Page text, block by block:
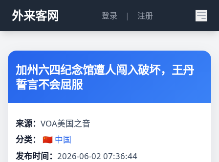
外来客网 登录 | 注册
加州六四纪念馆遭人闯入破坏，王丹
誓言不会屈服
来源： VOA美国之音
分类：
🇨🇳 中国
发布时间： 2026-06-02 07:36:44